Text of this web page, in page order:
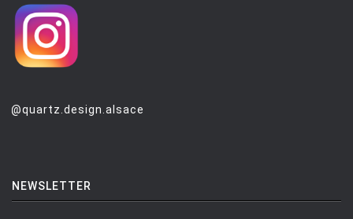
@quartz.design.alsace
NEWSLETTER